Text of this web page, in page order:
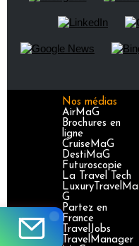
Nos médias
AirMaG
Brochures en
ligne
CruiseMaG
DestiMaG
Futuroscopie
La Travel Tech
LuxuryTravelMa
G
Partez en
France
TravelJobs
TravelManager